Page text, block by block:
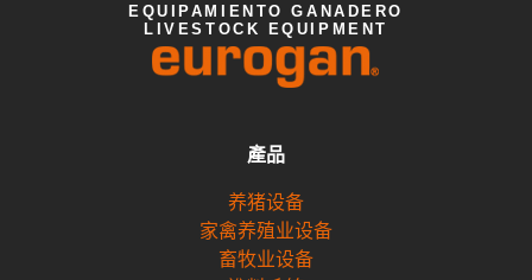
EQUIPAMIENTO GANADERO
LIVESTOCK EQUIPMENT
產品
养猪设备
家禽养殖业设备
畜牧业设备